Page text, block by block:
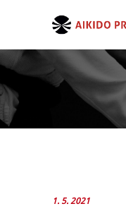
1. 5. 2021